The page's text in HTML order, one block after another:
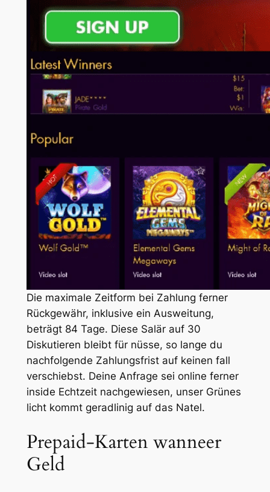
Die maximale Zeitform bei Zahlung ferner
Rückgewähr, inklusive ein Ausweitung,
beträgt 84 Tage. Diese Salär auf 30
Diskutieren bleibt für nüsse, so lange du
nachfolgende Zahlungsfrist auf keinen fall
verschiebst. Deine Anfrage sei online ferner
inside Echtzeit nachgewiesen, unser Grünes
licht kommt geradlinig auf das Natel.
Prepaid-Karten wanneer
Geld